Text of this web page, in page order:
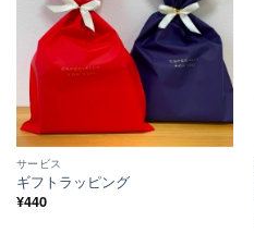
サービス
ギフトラッピング
¥440